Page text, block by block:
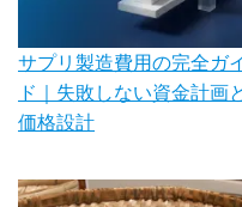
サプリ製造費用の完全ガ
ド｜失敗しない資金計画
価格設計